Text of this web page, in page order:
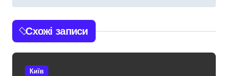
г
а
ц
Схожі записи
Київ